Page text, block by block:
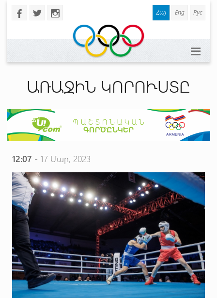
b a x Հայ Eng Рус
ԱՌԱՋԻՆ ԿՈՐՈՒՍՏԸ
12:07 - 17 Մար, 2023